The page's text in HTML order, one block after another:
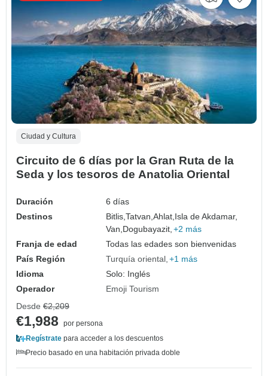
Ciudad y Cultura
Circuito de 6 días por la Gran Ruta de la
Seda y los tesoros de Anatolia Oriental
Duración
6 días
Destinos
Bitlis,Tatvan,Ahlat, Isla de Akdamar,
Van, Dogubayazit, +2 más
Franja de edad
Todas las edades son bienvenidas
País Región
Turquía oriental +1 más
Idioma
Solo: Inglés
Operador
Emoji Tourism
Desde €2,209
€1,988
por persona
Regístrate para acceder a los descuentos
Precio basado en una habitación privada doble